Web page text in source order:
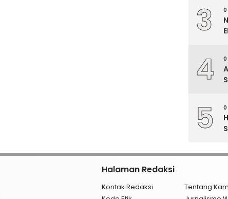
3
4
5
Halaman Redaksi
Kontak Redaksi Tentang